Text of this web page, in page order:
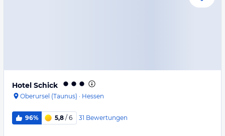
Hotel Schick
Oberursel (Taunus) · Hessen
96% 5,8 / 6 31 Bewertungen